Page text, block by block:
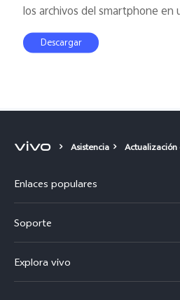
los archivos del smartphone en
Descargar
Asistencia Actualización
Enlaces populares
Y21d
Soporte
Explora vivo